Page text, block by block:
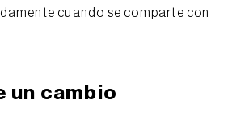
cuando se comparte con
un cambio